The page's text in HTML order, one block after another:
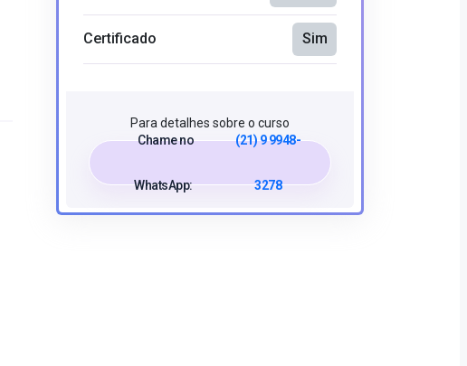
Certificado Sim
Para detalhes sobre o curso
Chame no
WhatsApp:
(21) 9 9948-
3278